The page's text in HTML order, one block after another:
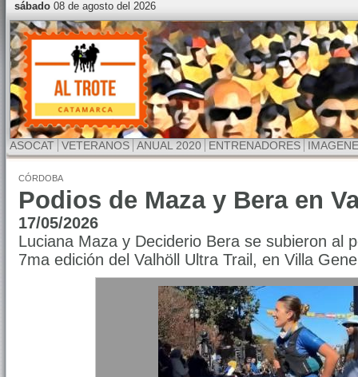
sábado08 de agosto del 2026
ASOCAT VETERANOS ANUAL 2020 ENTRENADORES
CÓRDOBA
Podios de Maza y Bera en
17/05/2026
Luciana Maza y Deciderio Bera se subieron al
7ma edición del Valhöll Ultra Trail, en Villa